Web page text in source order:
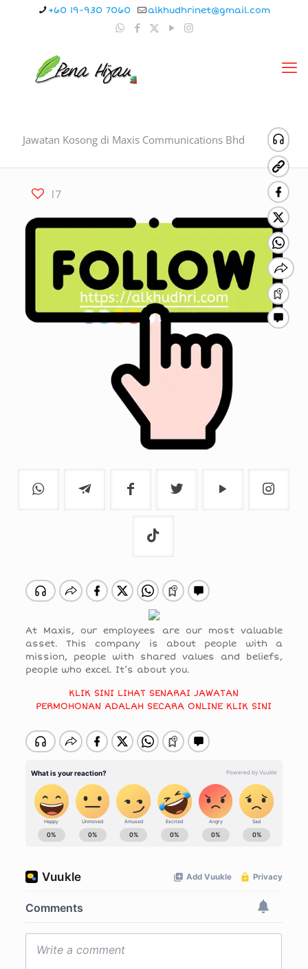
+60 19-930 7060 alkhudhrinet@gmail.com
Jawatan Kosong di Maxis Communications Bhd
17
At Maxis, our employees are our most valuable
asset. This company is about people with a
mission, people with shared values and beliefs,
people who excel. It’s about you.
KLIK SINI LIHAT SENARAI JAWATAN
PERMOHONAN ADALAH SECARA ONLINE KLIK SINI